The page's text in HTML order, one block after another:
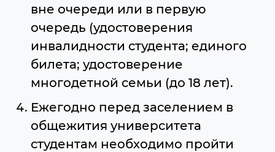
вне очереди или в первую
очередь (удостоверения
инвалидности студента; единого
билета; удостоверение
многодетной семьи (до 18 лет).
Ежегодно перед заселением в
общежития университета
студентам необходимо пройти